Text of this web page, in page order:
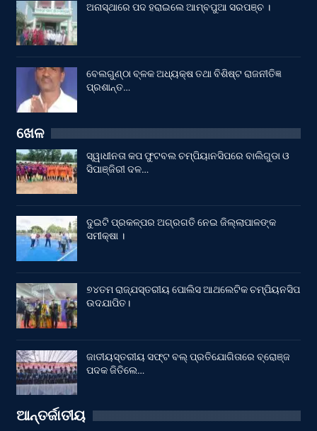
ଅନାସ୍ଥାରେ ପଦ ହରାଇଲେ ଆମ୍ବପୁଆ ସରପଞ୍ଚ ।
ବେଲଗୁଣ୍ଠା ବ୍ଳକ ଅଧ୍ୟକ୍ଷ ତଥା ବିଶିଷ୍ଟ ରାଜନୀତିଜ୍ଞ
ପ୍ରଶାନ୍ତ…
ଖେଳ
ସ୍ୱାଧୀନତା କପ ଫୁଟବଲ ଚମ୍ପିୟାନସିପରେ ବାଲିଗୁଡା ଓ
ସିପାଞ୍ଜିରୀ ଦଳ…
ଦୁଇଟି ପ୍ରକଳ୍ପର ଅଗ୍ରଗତି ନେଇ ଜିଲ୍ଲାପାଳଙ୍କ
ସମୀକ୍ଷା ।
୭୪ତମ ରାଜ୍ଯସ୍ତରୀୟ ପୋଲିସ ଆଥଲେଟିକ ଚମ୍ପିୟନସିପ
ଉଦଯାପିତ।
ଜାତୀୟସ୍ତରୀୟ ସଫ୍ଟ ବଲ୍ ପ୍ରତିଯୋଗିତାରେ ବ୍ରୋଞ୍ଜ
ପଦକ ଜିତିଲେ…
ଆନ୍ତର୍ଜାତୀୟ